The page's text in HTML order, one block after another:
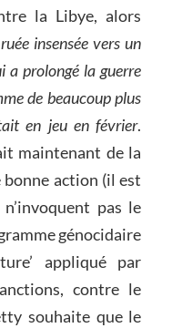
la Libye, alors
insensée vers un
a prolongé la guerre
de beaucoup plus
en jeu en février.
maintenant de la
bonne action (il est
pas le
génocidaire
appliqué par
contre le
souhaite que le